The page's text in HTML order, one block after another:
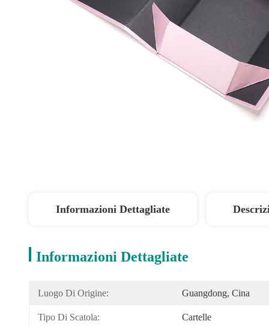
Informazioni Dettagliate
Informazioni Dettagliate
Luogo Di Origine: Guangdong, Cina
Tipo Di Scatola: Cartelle